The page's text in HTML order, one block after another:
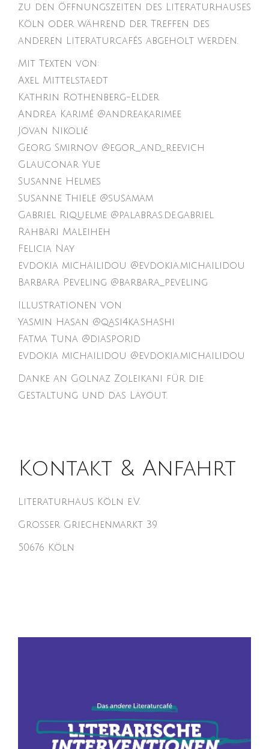
zu den Öffnungszeiten des Literaturhauses
Köln oder während der Treffen des
anderen Literaturcafés abgeholt werden.
Mit Texten von:
Axel Mittelstaedt
Kathrin Rothenberg-Elder
Andrea Karimé @andreakarimee
Jovan Nikolić
Georg Smirnov @egor_and_reevich
Glauconar Yue
Susanne Helmes
Susanne Thiele @susamam
Gabriel Riquelme @palabras.de.gabriel
Rahbari Maleiheh
Felicia Nay
evdokia michailidou @evdokia.michailidou
Barbara Peveling @barbara_peveling
Illustrationen von
Yasmin Hasan @qasi4ka.shashi
Fatma Tuna @diasporid
evdokia michailidou @evdokia.michailidou
Danke an Golnaz Zoleikani für die
Gestaltung und das Layout.
Kontakt & Anfahrt
Literaturhaus Köln e.V.
Großer Griechenmarkt 39
50676 Köln